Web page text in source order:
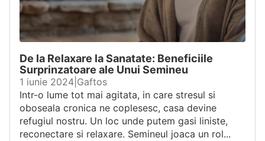
De la Relaxare la Sanatate: Beneficiile
Surprinzatoare ale Unui Semineu
1 iunie 2024 Gaftos
Intr-o lume tot mai agitata, in care stresul si
oboseala cronica ne coplesesc, casa devine
refugiul nostru. Un loc unde putem gasi liniste,
reconectare si relaxare. Semineul joaca un rol...